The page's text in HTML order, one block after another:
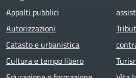
Appalti pubblici
Autorizzazioni
Catasto e urbanistica
Cultura e tempo libero